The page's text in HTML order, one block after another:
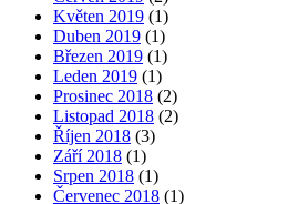
Květen 2019 (1)
Duben 2019 (1)
Březen 2019 (1)
Leden 2019 (1)
Prosinec 2018 (2)
Listopad 2018 (2)
Říjen 2018 (3)
Září 2018 (1)
Srpen 2018 (1)
Červenec 2018 (1)